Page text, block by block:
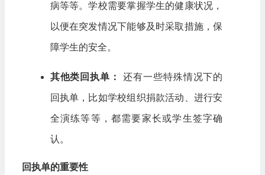
病等等。学校需要掌握学生的健康状况，
以便在突发情况下能够及时采取措施，保
障学生的安全。
其他类回执单： 还有一些特殊情况下的
回执单，比如学校组织捐款活动、进行安
全演练等等，都需要家长或学生签字确
认。
回执单的重要性